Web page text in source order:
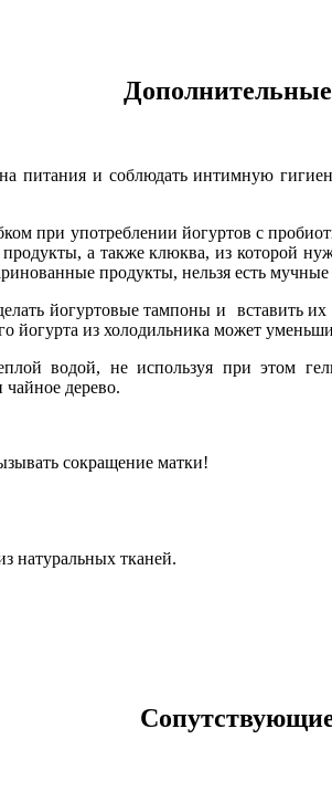
питания и соблюдать интимную
при употреблении йогуртов с
а также клюква, из которой
продукты, нельзя есть мучные
йогуртовые тампоны и вставить
йогурта из холодильника может
водой, не используя при этом
дерево.
сокращение матки!
натуральных тканей.